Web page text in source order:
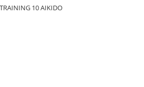
10 AIKIDO